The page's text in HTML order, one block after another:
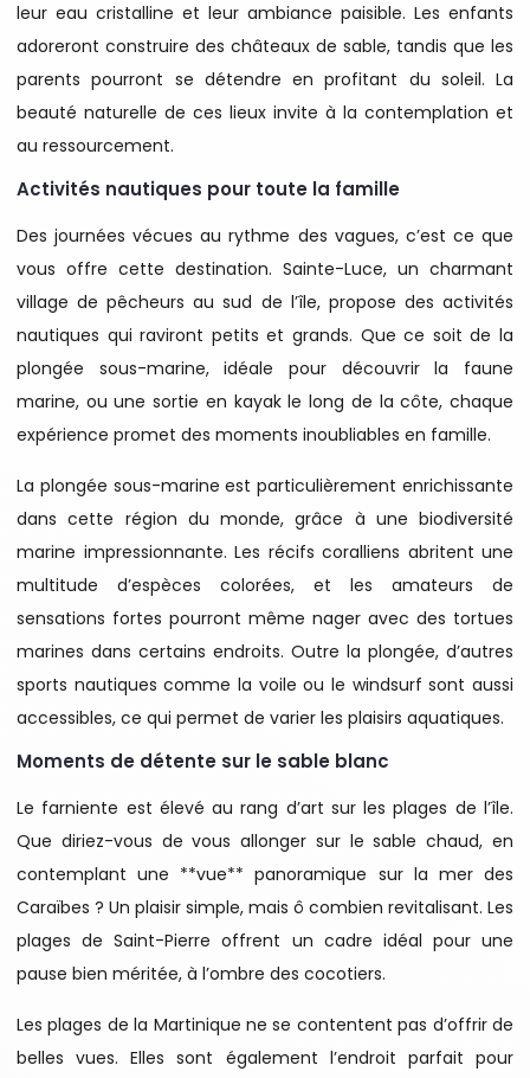
leur eau cristalline et leur ambiance paisible. Les enfants
adoreront construire des châteaux de sable, tandis que les
parents pourront se détendre en profitant du soleil. La
beauté naturelle de ces lieux invite à la contemplation et
au ressourcement.
Activités nautiques pour toute la famille
Des journées vécues au rythme des vagues, c’est ce que
vous offre cette destination. Sainte-Luce, un charmant
village de pêcheurs au sud de l’île, propose des activités
nautiques qui raviront petits et grands. Que ce soit de la
plongée sous-marine, idéale pour découvrir la faune
marine, ou une sortie en kayak le long de la côte, chaque
expérience promet des moments inoubliables en famille.
La plongée sous-marine est particulièrement enrichissante
dans cette région du monde, grâce à une biodiversité
marine impressionnante. Les récifs coralliens abritent une
multitude d’espèces colorées, et les amateurs de
sensations fortes pourront même nager avec des tortues
marines dans certains endroits. Outre la plongée, d’autres
sports nautiques comme la voile ou le windsurf sont aussi
accessibles, ce qui permet de varier les plaisirs aquatiques.
Moments de détente sur le sable blanc
Le farniente est élevé au rang d’art sur les plages de l’île.
Que diriez-vous de vous allonger sur le sable chaud, en
contemplant une **vue** panoramique sur la mer des
Caraïbes ? Un plaisir simple, mais ô combien revitalisant. Les
plages de Saint-Pierre offrent un cadre idéal pour une
pause bien méritée, à l’ombre des cocotiers.
Les plages de la Martinique ne se contentent pas d’offrir de
belles vues. Elles sont également l’endroit parfait pour